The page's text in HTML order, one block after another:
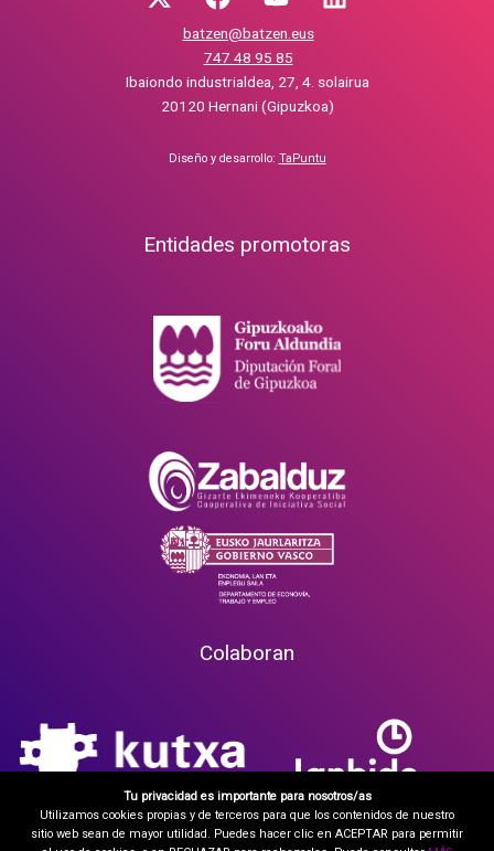
batzen@batzen.eus
747 48 95 85
Ibaiondo industrialdea, 27, 4. solairua
20120 Hernani (Gipuzkoa)
Diseño y desarrollo: TaPuntu
Entidades promotoras
Colaboran
Tu privacidad es importante para nosotros/as
Utilizamos cookies propias y de terceros para que los contenidos de nuestro
sitio web sean de mayor utilidad. Puedes hacer clic en ACEPTAR para permitir